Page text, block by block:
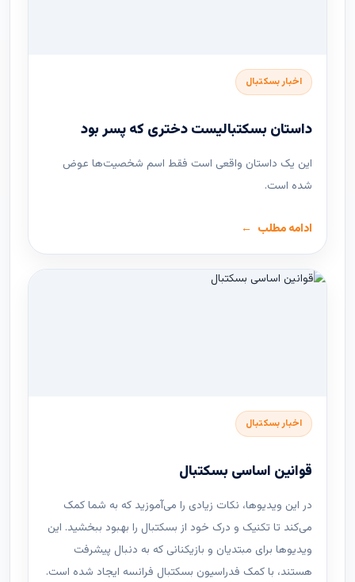
اخبار بسکتبال
داستان بسکتبالیست دختری که پسر بود
این یک داستان واقعی است فقط اسم شخصیت‌ها عوض
شده است.
ادامه مطلب
اخبار بسکتبال
قوانین اساسی بسکتبال
در این ویدیوها، نکات زیادی را می‌آموزید که به شما کمک
می‌کند تا تکنیک و درک خود از بسکتبال را بهبود ببخشید. این
ویدیوها برای مبتدیان و بازیکنانی که به دنبال پیشرفت
هستند، با کمک فدراسیون بسکتبال فرانسه ایجاد شده است.